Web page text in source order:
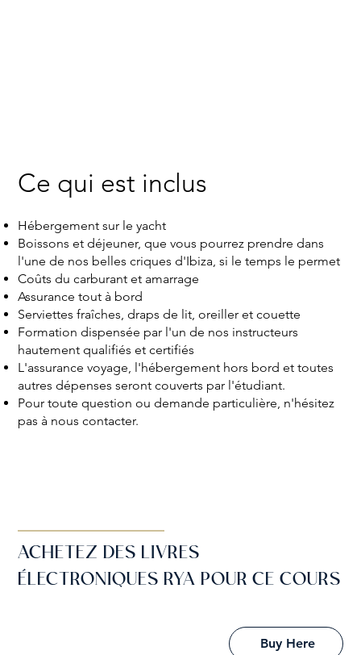
Ce qui est inclus
Hébergement sur le yacht
Boissons et déjeuner, que vous pourrez prendre dans
l'une de nos belles criques d'Ibiza, si le temps le permet
Coûts du carburant et amarrage
Assurance tout à bord
Serviettes fraîches, draps de lit, oreiller et couette
Formation dispensée par l'un de nos instructeurs
hautement qualifiés et certifiés
L'assurance voyage, l'hébergement hors bord et toutes
autres dépenses seront couverts par l'étudiant.
Pour toute question ou demande particulière, n'hésitez
pas à nous contacter.
Buy Here
ACHETEZ DES LIVRES
ÉLECTRONIQUES RYA POUR CE COURS